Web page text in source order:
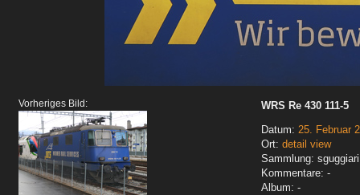
Vorheriges Bild:
WRS Re 430 111-5
Datum: 25. Februar
Ort: detail view
Sammlung:
Kommentare: -
Album: -